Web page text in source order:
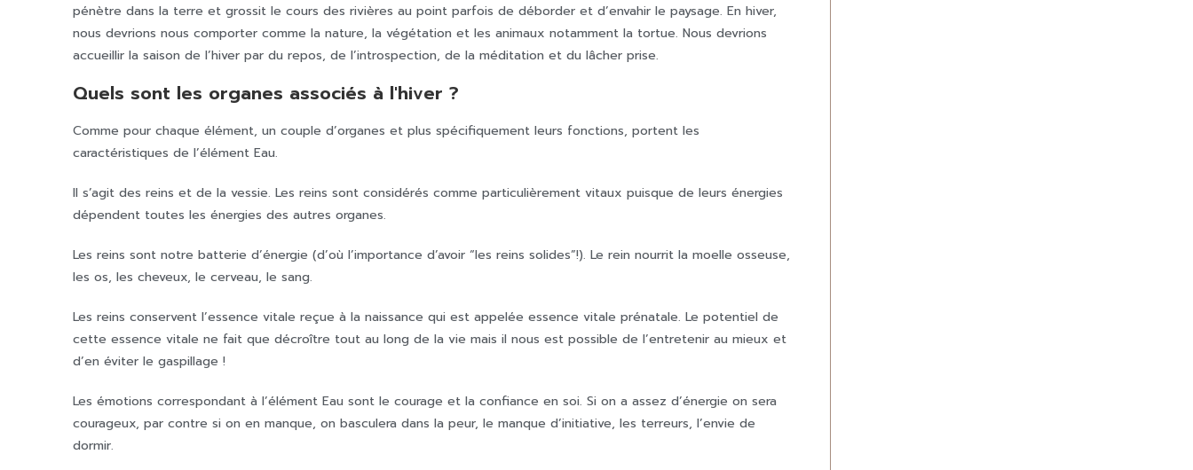
pénètre dans la terre et grossit le cours des rivières au point parfois de déborder et d’envahir le paysage. En hiver,
nous devrions nous comporter comme la nature, la végétation et les animaux notamment la tortue. Nous devrions
accueillir la saison de l’hiver par du repos, de l’introspection, de la méditation et du lâcher prise.
Quels sont les organes associés à l'hiver ?
Comme pour chaque élément, un couple d’organes et plus spécifiquement leurs fonctions, portent les
caractéristiques de l’élément Eau.
Il s’agit des reins et de la vessie. Les reins sont considérés comme particulièrement vitaux puisque de leurs énergies
dépendent toutes les énergies des autres organes.
Les reins sont notre batterie d’énergie (d’où l’importance d’avoir “les reins solides”!). Le rein nourrit la moelle osseuse,
les os, les cheveux, le cerveau, le sang.
Les reins conservent l’essence vitale reçue à la naissance qui est appelée essence vitale prénatale. Le potentiel de
cette essence vitale ne fait que décroître tout au long de la vie mais il nous est possible de l’entretenir au mieux et
d’en éviter le gaspillage !
Les émotions correspondant à l’élément Eau sont le courage et la confiance en soi. Si on a assez d’énergie on sera
courageux, par contre si on en manque, on basculera dans la peur, le manque d’initiative, les terreurs, l’envie de
dormir.